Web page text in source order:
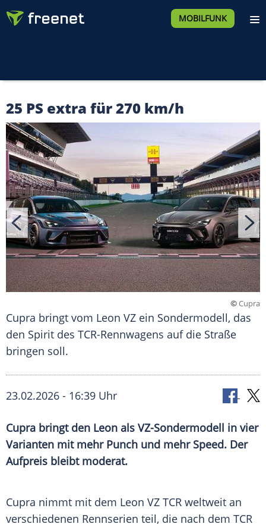
MOBILFUNK
25 PS extra für 270 km/h
©Cupra
​Cupra bringt vom Leon VZ ein Sondermodell, das
den Spirit des TCR-Rennwagens auf die Straße
bringen soll.
23.02.2026 - 16:39 Uhr
Cupra bringt den Leon als VZ-Sondermodell in vier
Varianten mit mehr Punch und mehr Speed. Der
Aufpreis bleibt moderat.
Cupra nimmt mit dem Leon VZ TCR weltweit an
verschiedenen Rennserien teil, die nach dem TCR